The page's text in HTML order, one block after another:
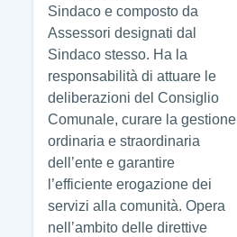
Sindaco e composto da
Assessori designati dal
Sindaco stesso. Ha la
responsabilità di attuare le
deliberazioni del Consiglio
Comunale, curare la gestione
ordinaria e straordinaria
dell’ente e garantire
l’efficiente erogazione dei
servizi alla comunità. Opera
nell’ambito delle direttive